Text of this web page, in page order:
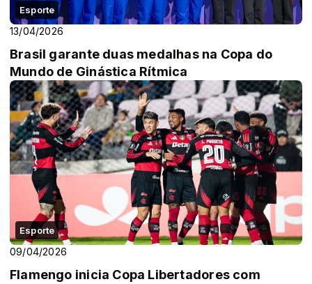
Esporte
13/04/2026
Brasil garante duas medalhas na Copa do
Mundo de Ginástica Rítmica
Esporte
09/04/2026
Flamengo inicia Copa Libertadores com